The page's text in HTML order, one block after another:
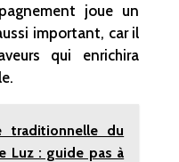
joue un
important, car il
qui enrichira
traditionnelle du
Luz : guide pas à